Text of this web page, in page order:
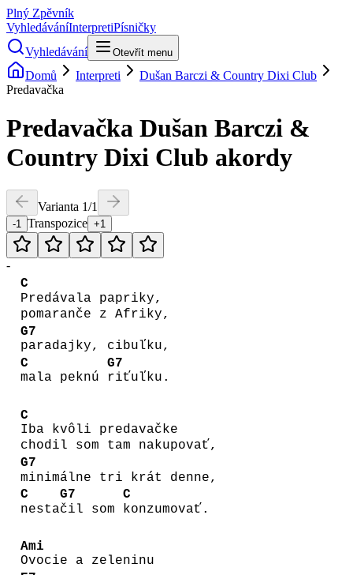
Plný Zpěvník
VyhledáváníInterpretiPísničky
Vyhledávání
Otevřít menu
Domů Interpreti
Dušan Barczi & Country Dixi Club
Predavačka
Predavačka Dušan Barczi &
Country Dixi Club akordy
Varianta 1/1
-1 Transpozice +1
-
C
Predávala papriky,
pomaranče z Afriky,
G7
paradajky, cibuľku,
C
mala peknú
G7
riťuľku.
C
Iba kvôli predavačke
chodil som tam nakupovať,
G7
minimálne tri krát denne,
C
nesta
G7
čil som
C
konzumovať.
Ami
Ovocie a zeleninu